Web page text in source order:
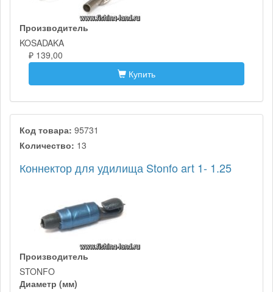
Производитель
KOSADAKA
₽ 139,00
Купить
Код товара: 95731
Количество: 13
Коннектор для удилища Stonfo art 1- 1.25
Производитель
STONFO
Диаметр (мм)